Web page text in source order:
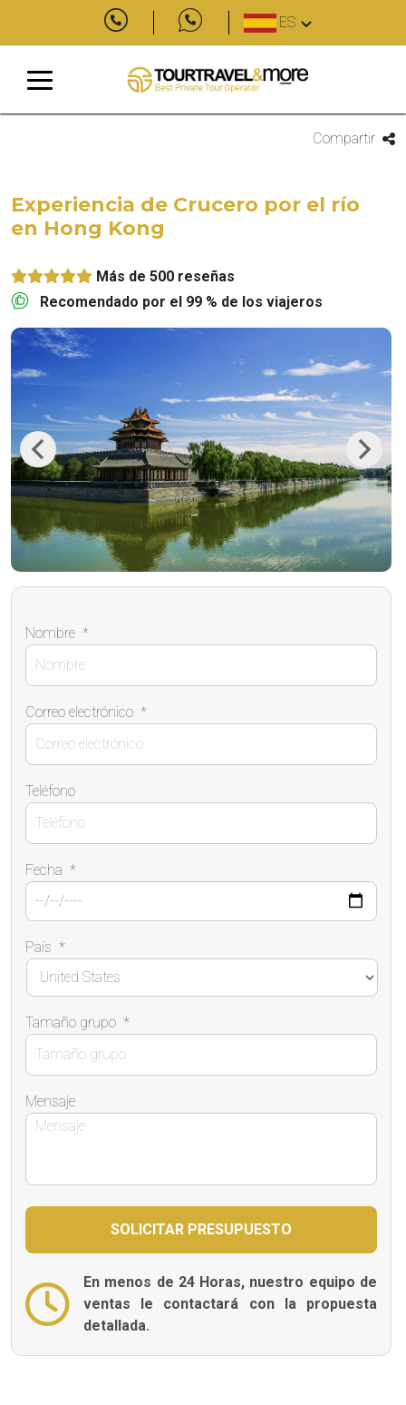
ES
Compartir
Experiencia de Crucero por el río
en Hong Kong
Más de 500 reseñas
Recomendado por el 99 % de los viajeros
Previous Next
Nombre *
Correo electrónico *
Teléfono
Fecha *
País *
Tamaño grupo *
Mensaje
En menos de 24 Horas, nuestro equipo de
ventas le contactará con la propuesta
detallada.